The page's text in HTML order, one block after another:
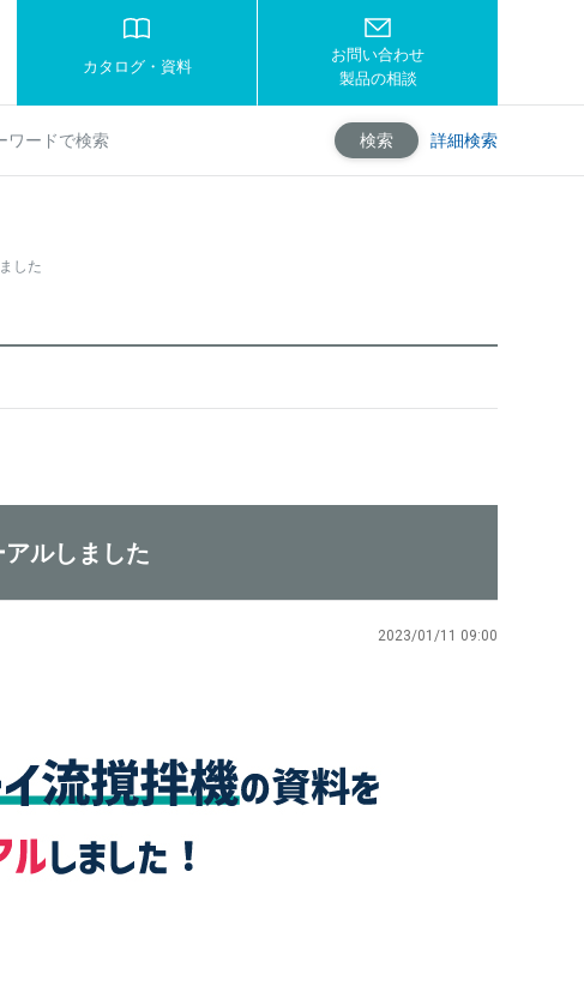
カタログ・資料
お問い合わせ
製品の相談
検索 詳細検索
した
ルしました
2023/01/11 09:00